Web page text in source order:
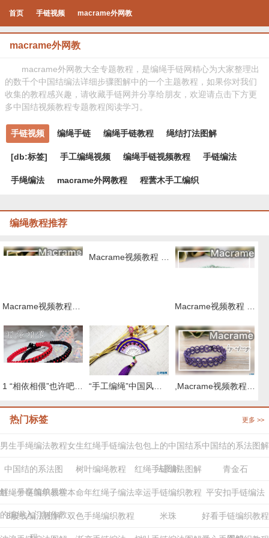
首页 手链视频 macrame外网教
macrame外网教
macrame外网教大全专题教程，是编绳手链网精心为大家整理出
的数千个中国结编法详细步骤图解中的一个主题教程，如果你对我们
收集的教程感兴趣，请收藏手链网并分享给朋友，欢迎请点击下方更
多中国结视频教程专题教程阅读学习。
手链视频 编绳手链 编绳手链教程 绳结打法图解
[db:标签] 手工编绳视频 编绳手链视频教程 手链编法
手绳编法 macrame外网教程 程蕓木手工编织
编绳教程推荐
Macrame视频教程，清新外网手链编织步骤 Macrame视频教程 ,六股斜卷结手绳编织的方法
“手工编绳”中国风桃花扇挂件编织教程视频（上集）
更多 >>
热门标签
男生手绳编法教程女生红绳手链编法包包上的中国结系
法图解
中国结的系法图解
中国结的系法图
解，分享简单易学
的编绳入门制作教
树叶编绳教程 红绳手链编法图解 青金石
红绳手链编织教程本命年红绳子编法幸运手链编织教程 平安扣手链编法
8股线编法图解 双色手绳编织教程 米珠 好看手链编织教程